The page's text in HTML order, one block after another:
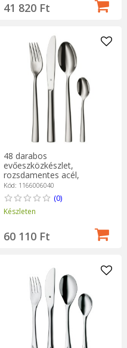
41 820 Ft
48 darabos
evőeszközkészlet,
rozsdamentes acél,
"Philadelphia" - WMF
Kód: 1166006040
(0)
Készleten
60 110 Ft